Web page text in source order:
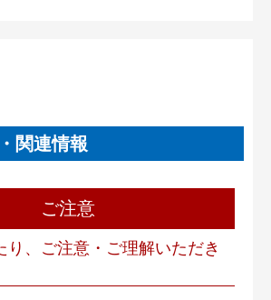
関連情報
ご注意
り、ご注意・ご理解いただき